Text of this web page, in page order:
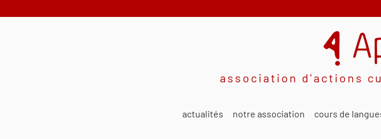
association d'actions
actualités notre association cours de